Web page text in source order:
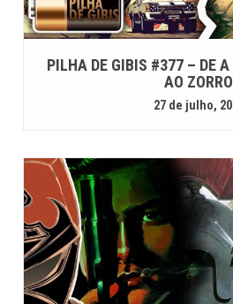
PILHA DE GIBIS #377 – DE
AO ZORRO
27 de julho,